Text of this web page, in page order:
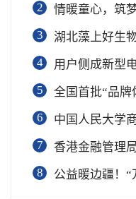
2
情暖童心，筑梦未来｜
3
湖北藻上好生
4
用户侧成新型电力系
5
全国首批“品牌体验
6
中国人民大学商学院
7
香港金融管理局（金管局）正式启动「
8
公益暖边疆！“万物心生